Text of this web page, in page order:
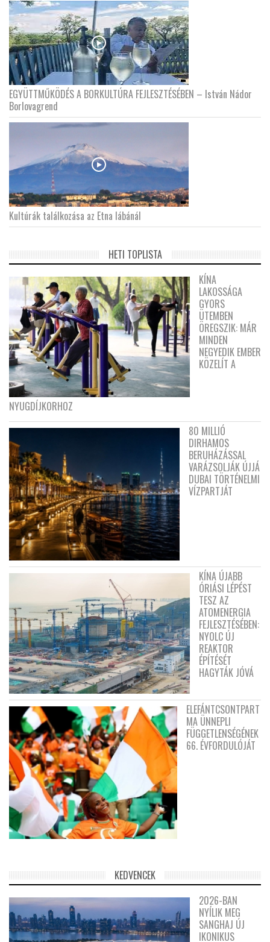
EGYÜTTMŰKÖDÉS A BORKULTÚRA FEJLESZTÉSÉBEN – István Nádor
Borlovagrend
Kultúrák találkozása az Etna lábánál
HETI TOPLISTA
KÍNA
LAKOSSÁGA
GYORS
ÜTEMBEN
ÖREGSZIK: MÁR
MINDEN
NEGYEDIK EMBER
KÖZELÍT A
NYUGDÍJKORHOZ
80 MILLIÓ
DIRHAMOS
BERUHÁZÁSSAL
VARÁZSOLJÁK ÚJJÁ
DUBAI TÖRTÉNELMI
VÍZPARTJÁT
KÍNA ÚJABB
ÓRIÁSI LÉPÉST
TESZ AZ
ATOMENERGIA
FEJLESZTÉSÉBEN:
NYOLC ÚJ
REAKTOR
ÉPÍTÉSÉT
HAGYTÁK JÓVÁ
ELEFÁNTCSONTPART
MA ÜNNEPLI
FÜGGETLENSÉGÉNEK
66. ÉVFORDULÓJÁT
KEDVENCEK
2026-BAN
NYÍLIK MEG
SANGHAJ ÚJ
IKONIKUS